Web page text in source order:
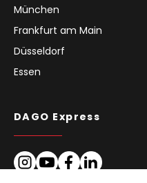
München
Frankfurt am Main
Düsseldorf
Essen
DAGO Express